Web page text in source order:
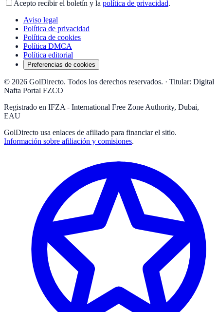
Acepto recibir el boletín y la política de privacidad.
Aviso legal
Política de privacidad
Política de cookies
Política DMCA
Política editorial
Preferencias de cookies
© 2026 GolDirecto. Todos los derechos reservados. · Titular: Digital
Nafta Portal FZCO
Registrado en IFZA - International Free Zone Authority, Dubai,
EAU
GolDirecto usa enlaces de afiliado para financiar el sitio.
Información sobre afiliación y comisiones.